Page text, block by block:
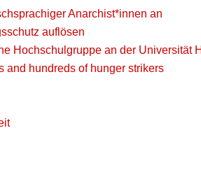
Anarchist*innen an
auflösen
Hochschulgruppe an der Universität
and hundreds of hunger strikers